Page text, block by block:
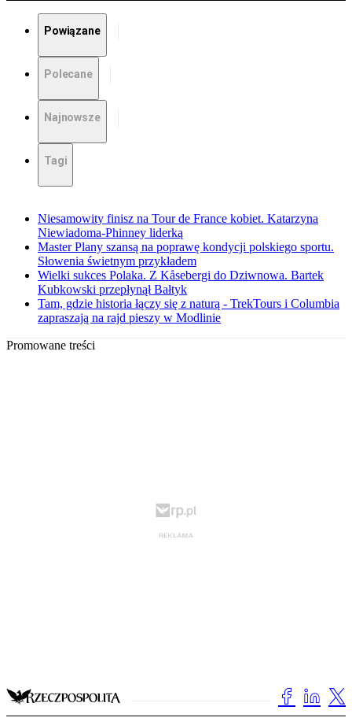
Powiązane
Polecane
Najnowsze
Tagi
Niesamowity finisz na Tour de France kobiet. Katarzyna
Niewiadoma-Phinney liderką
Master Plany szansą na poprawę kondycji polskiego sportu.
Słowenia świetnym przykładem
Wielki sukces Polaka. Z Kåsebergi do Dziwnowa. Bartek
Kubkowski przepłynął Bałtyk
Tam, gdzie historia łączy się z naturą - TrekTours i Columbia
zapraszają na rajd pieszy w Modlinie
Promowane treści